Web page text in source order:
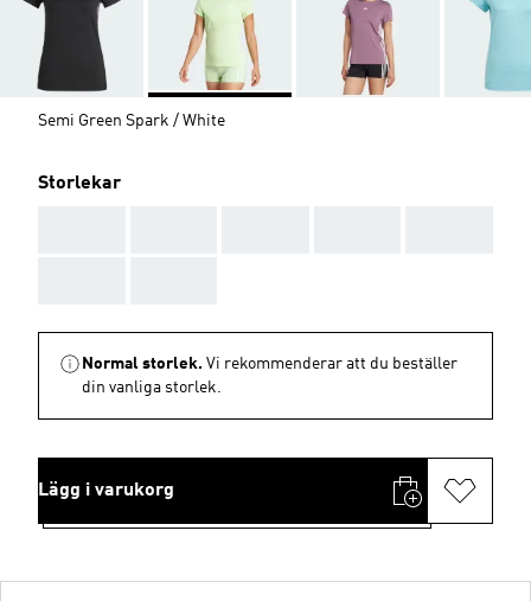
Semi Green Spark / White
Storlekar
Normal storlek. Vi rekommenderar att du beställer
din vanliga storlek.
Lägg i varukorg